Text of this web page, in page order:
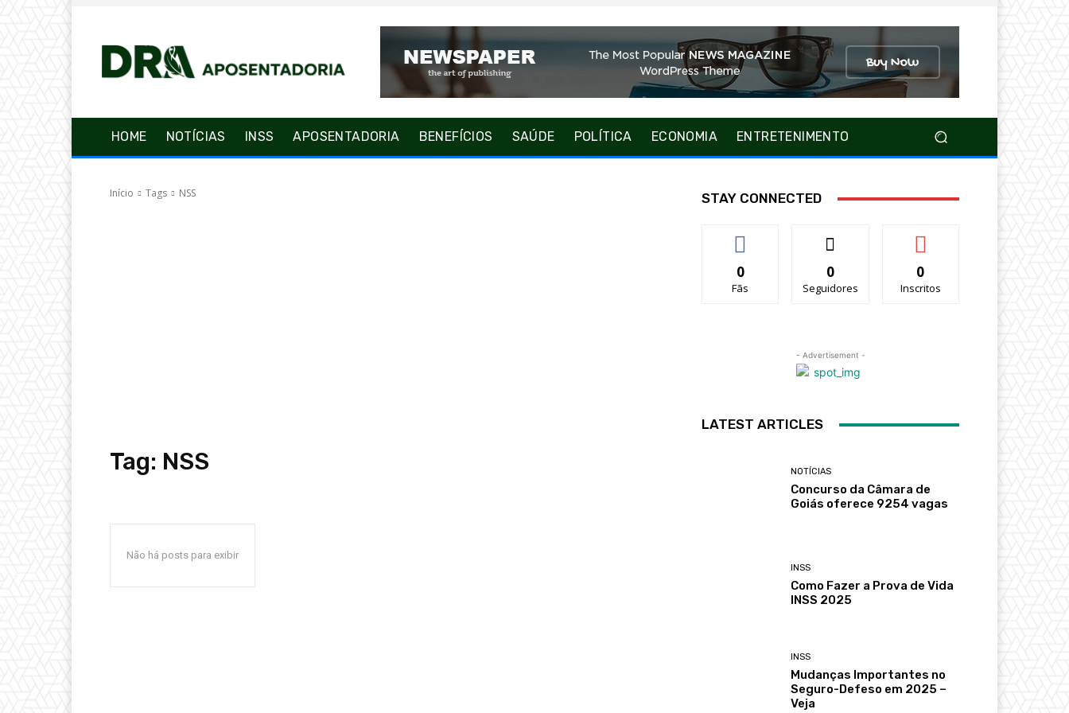
HOME NOTÍCIAS INSS APOSENTADORIA BENEFÍCIOS SAÚDE POLÍTICA ECONOMIA ENTRETENIMENTO
Início Tags NSS
Tag: NSS
Não há posts para exibir
STAY CONNECTED
0
Fãs
0
Seguidores
0
Inscritos
- Advertisement -
LATEST ARTICLES
NOTÍCIAS
Concurso da Câmara de
Goiás oferece 9254 vagas
INSS
Como Fazer a Prova de Vida
INSS 2025
INSS
Mudanças Importantes no
Seguro-Defeso em 2025 –
Veja